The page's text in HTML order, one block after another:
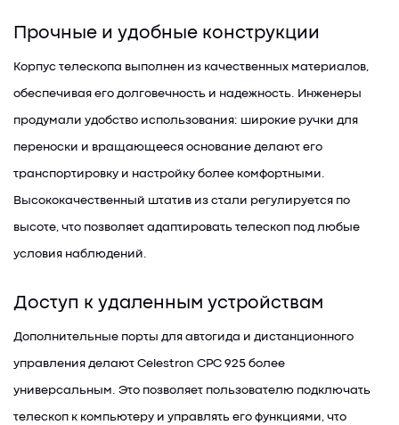
Прочные и удобные конструкции
Корпус телескопа выполнен из качественных материалов,
обеспечивая его долговечность и надежность. Инженеры
продумали удобство использования: широкие ручки для
переноски и вращающееся основание делают его
транспортировку и настройку более комфортными.
Высококачественный штатив из стали регулируется по
высоте, что позволяет адаптировать телескоп под любые
условия наблюдений.
Доступ к удаленным устройствам
Дополнительные порты для автогида и дистанционного
управления делают Celestron CPC 925 более
универсальным. Это позволяет пользователю подключать
телескоп к компьютеру и управлять его функциями, что